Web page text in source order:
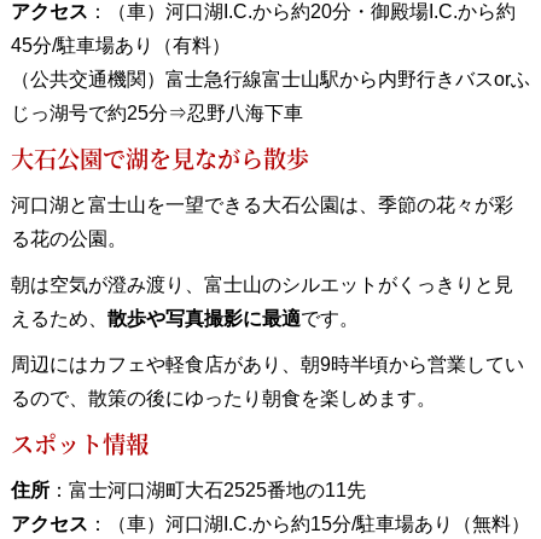
アクセス ：（車）河口湖I.C.から約20分・御殿場I.C.から約
45分/駐車場あり（有料）
（公共交通機関）富士急行線富士山駅から内野行きバスorふ
じっ湖号で約25分⇒忍野八海下車
大石公園で湖を見ながら散歩
河口湖と富士山を一望できる大石公園は、季節の花々が彩
る花の公園。
朝は空気が澄み渡り、富士山のシルエットがくっきりと見
えるため、 散歩や写真撮影に最適です。
周辺にはカフェや軽食店があり、朝9時半頃から営業してい
るので、散策の後にゆったり朝食を楽しめます。
スポット情報
住所：富士河口湖町大石2525番地の11先
アクセス ：（車）河口湖I.C.から約15分/駐車場あり（無料）